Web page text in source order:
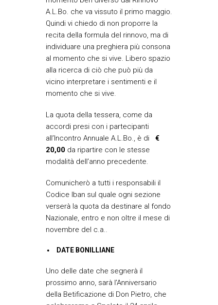
A.L.Bo. che va vissuto il primo maggio.
Quindi vi chiedo di non proporre la
recita della formula del rinnovo, ma di
individuare una preghiera più consona
al momento che si vive. Libero spazio
alla ricerca di ciò che può più da
vicino interpretare i sentimenti e il
momento che si vive.
La quota della tessera, come da
accordi presi con i partecipanti
all’Incontro Annuale A.L.Bo., è di €
20,00 da ripartire con le stesse
modalità dell’anno precedente.
Comunicherò a tutti i responsabili il
Codice Iban sul quale ogni sezione
verserà la quota da destinare al fondo
Nazionale, entro e non oltre il mese di
novembre del c.a..
DATE BONILLIANE
Uno delle date che segnerà il
prossimo anno, sarà l’Anniversario
della Betificazione di Don Pietro, che